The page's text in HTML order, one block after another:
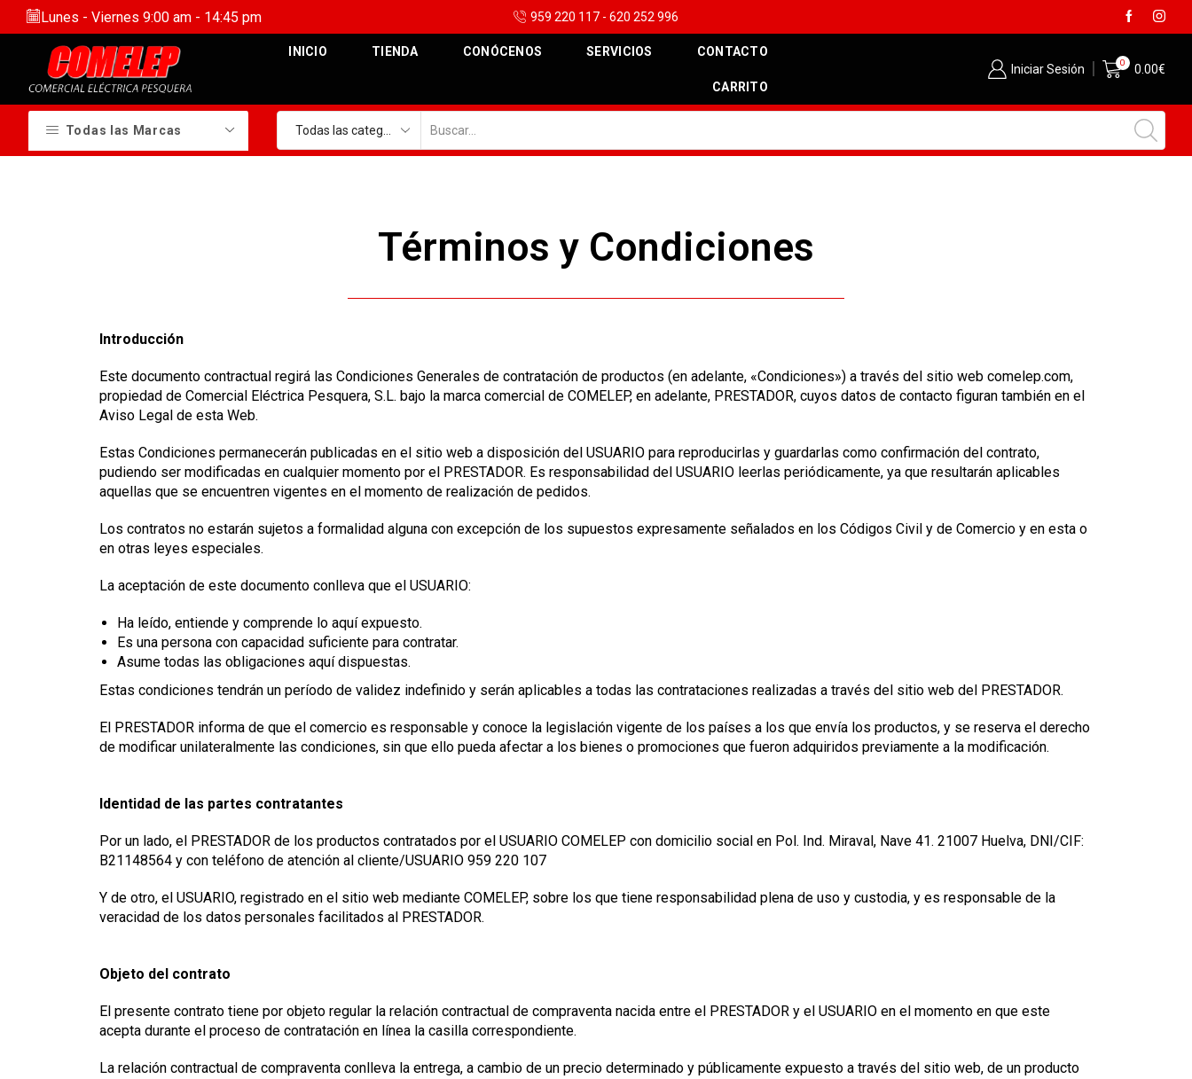
Lunes - Viernes 9:00 am - 14:45 pm 959 220 117 - 620 252 996
INICIO TIENDA CONÓCENOS SERVICIOS CONTACTO
CARRITO
Iniciar Sesión 0 0.00€
Todas las Marcas
Términos y Condiciones
Introducción
Este documento contractual regirá las Condiciones Generales de contratación de productos (en adelante, «Condiciones») a través del sitio web comelep.com,
propiedad de Comercial Eléctrica Pesquera, S.L. bajo la marca comercial de COMELEP, en adelante, PRESTADOR, cuyos datos de contacto figuran también en el
Aviso Legal de esta Web.
Estas Condiciones permanecerán publicadas en el sitio web a disposición del USUARIO para reproducirlas y guardarlas como confirmación del contrato,
pudiendo ser modificadas en cualquier momento por el PRESTADOR. Es responsabilidad del USUARIO leerlas periódicamente, ya que resultarán aplicables
aquellas que se encuentren vigentes en el momento de realización de pedidos.
Los contratos no estarán sujetos a formalidad alguna con excepción de los supuestos expresamente señalados en los Códigos Civil y de Comercio y en esta o
en otras leyes especiales.
La aceptación de este documento conlleva que el USUARIO:
Ha leído, entiende y comprende lo aquí expuesto.
Es una persona con capacidad suficiente para contratar.
Asume todas las obligaciones aquí dispuestas.
Estas condiciones tendrán un período de validez indefinido y serán aplicables a todas las contrataciones realizadas a través del sitio web del PRESTADOR.
El PRESTADOR informa de que el comercio es responsable y conoce la legislación vigente de los países a los que envía los productos, y se reserva el derecho
de modificar unilateralmente las condiciones, sin que ello pueda afectar a los bienes o promociones que fueron adquiridos previamente a la modificación.
Identidad de las partes contratantes
Por un lado, el PRESTADOR de los productos contratados por el USUARIO COMELEP con domicilio social en Pol. Ind. Miraval, Nave 41. 21007 Huelva, DNI/CIF:
B21148564 y con teléfono de atención al cliente/USUARIO 959 220 107
Y de otro, el USUARIO, registrado en el sitio web mediante COMELEP, sobre los que tiene responsabilidad plena de uso y custodia, y es responsable de la
veracidad de los datos personales facilitados al PRESTADOR.
Objeto del contrato
El presente contrato tiene por objeto regular la relación contractual de compraventa nacida entre el PRESTADOR y el USUARIO en el momento en que este
acepta durante el proceso de contratación en línea la casilla correspondiente.
La relación contractual de compraventa conlleva la entrega, a cambio de un precio determinado y públicamente expuesto a través del sitio web, de un producto